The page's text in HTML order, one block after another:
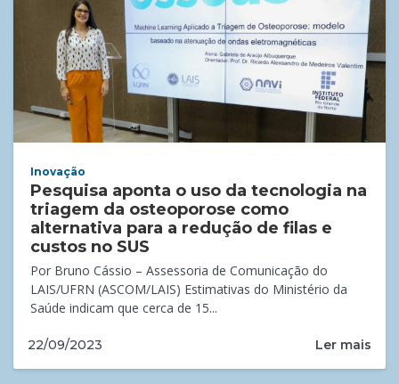
Inovação
Pesquisa aponta o uso da tecnologia na
triagem da osteoporose como
alternativa para a redução de filas e
custos no SUS
Por Bruno Cássio – Assessoria de Comunicação do
LAIS/UFRN (ASCOM/LAIS) Estimativas do Ministério da
Saúde indicam que cerca de 15...
22/09/2023 Ler mais